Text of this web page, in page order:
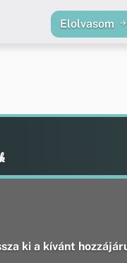
Elolvasom
ki a kívánt